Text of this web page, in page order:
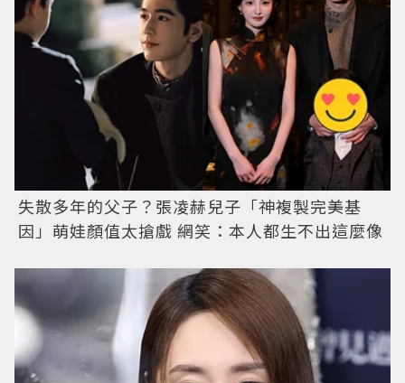
失散多年的父子？張凌赫兒子「神複製完美基
因」萌娃顏值太搶戲 網笑：本人都生不出這麼像